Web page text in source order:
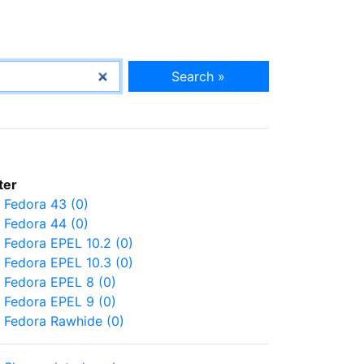
Search »
Fedora 43 (0)
Fedora 44 (0)
Fedora EPEL 10.2 (0)
Fedora EPEL 10.3 (0)
Fedora EPEL 8 (0)
Fedora EPEL 9 (0)
Fedora Rawhide (0)